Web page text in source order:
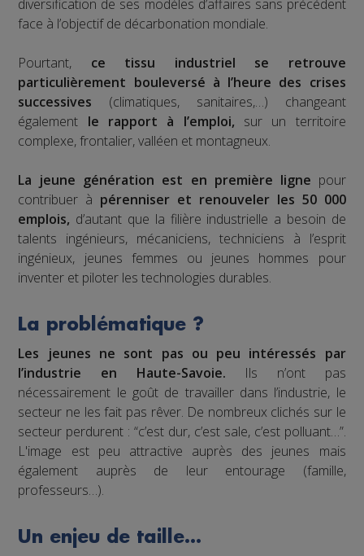
diversification de ses modèles d’affaires sans précédent
face à l’objectif de décarbonation mondiale.
Pourtant, ce tissu industriel se retrouve
particulièrement bouleversé à l’heure des crises
successives (climatiques, sanitaires,…) changeant
également le rapport à l’emploi, sur un territoire
complexe, frontalier, valléen et montagneux.
La jeune génération est en première ligne pour
contribuer à pérenniser et renouveler les 50 000
emplois, d’autant que la filière industrielle a besoin de
talents ingénieurs, mécaniciens, techniciens à l’esprit
ingénieux, jeunes femmes ou jeunes hommes pour
inventer et piloter les technologies durables.
La problématique ?
Les jeunes ne sont pas ou peu intéressés par
l’industrie en Haute-Savoie. Ils n’ont pas
nécessairement le goût de travailler dans l’industrie, le
secteur ne les fait pas rêver. De nombreux clichés sur le
secteur perdurent : “c’est dur, c’est sale, c’est polluant…”.
L'image est peu attractive auprès des jeunes mais
également auprès de leur entourage (famille,
professeurs…).
Un enjeu de taille…